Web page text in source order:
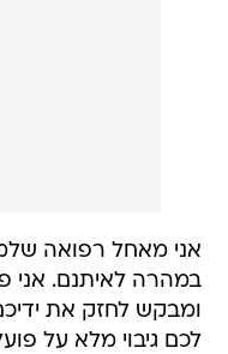
אני מאחל רפואה
במהרה לאיתנם. אני
ומבקש לחזק את
לכם גיבוי מלא על